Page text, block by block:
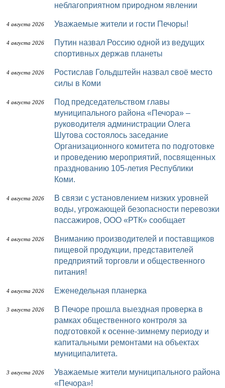
неблагоприятном природном явлении
4 августа 2026 Уважаемые жители и гости Печоры!
4 августа 2026
Путин назвал Россию одной из ведущих
спортивных держав планеты
4 августа 2026
Ростислав Гольдштейн назвал своё место
силы в Коми
4 августа 2026
Под председательством главы
муниципального района «Печора» –
руководителя администрации Олега
Шутова состоялось заседание
Организационного комитета по подготовке
и проведению мероприятий, посвященных
празднованию 105-летия Республики
Коми.
4 августа 2026
В связи с установлением низких уровней
воды, угрожающей безопасности перевозки
пассажиров, ООО «РТК» сообщает
4 августа 2026
Вниманию производителей и поставщиков
пищевой продукции, представителей
предприятий торговли и общественного
питания!
4 августа 2026 Еженедельная планерка
3 августа 2026
В Печоре прошла выездная проверка в
рамках общественного контроля за
подготовкой к осенне-зимнему периоду и
капитальными ремонтами на объектах
муниципалитета.
3 августа 2026
Уважаемые жители муниципального района
«Печора»!